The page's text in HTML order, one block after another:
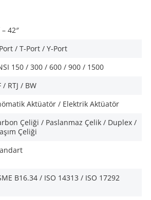
– 42″
/ T-Port / Y-Port
150 / 300 / 600 / 900 / 1500
/ RTJ / BW
Aktüatör / Elektrik Aktüatör
Çeliği / Paslanmaz Çelik / Duplex /
Çeliği
B16.34 / ISO 14313 / ISO 17292